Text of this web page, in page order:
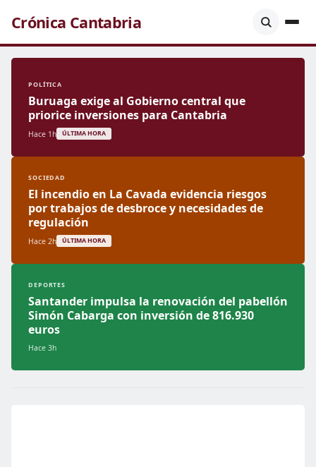
Crónica Cantabria
POLÍTICA
Buruaga exige al Gobierno central que
priorice inversiones para Cantabria
Hace 1h ÚLTIMA HORA
SOCIEDAD
El incendio en La Cavada evidencia riesgos
por trabajos de desbroce y necesidades de
regulación
Hace 2h ÚLTIMA HORA
DEPORTES
Santander impulsa la renovación del pabellón
Simón Cabarga con inversión de 816.930
euros
Hace 3h